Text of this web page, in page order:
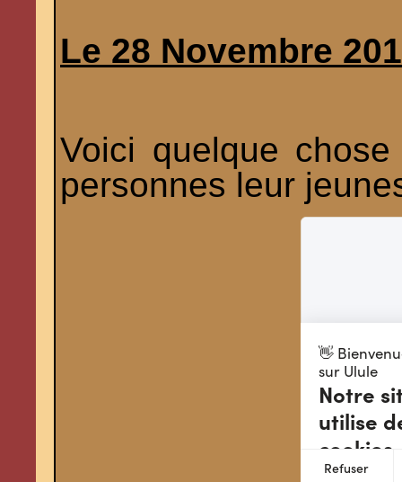
Le 28 Novembre
Voici quelque
personnes leur